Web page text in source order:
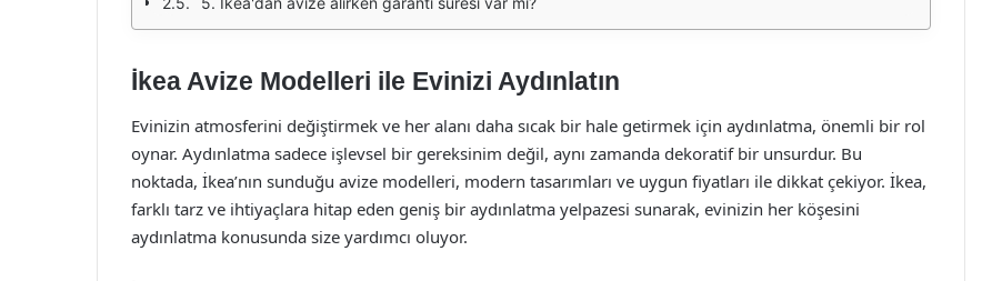
İkea Avize Modelleri ile Evinizi Aydınlatın
Evinizin atmosferini değiştirmek ve her alanı daha sıcak bir hale getirmek için aydınlatma, önemli bir rol
oynar. Aydınlatma sadece işlevsel bir gereksinim değil, aynı zamanda dekoratif bir unsurdur. Bu
noktada, İkea’nın sunduğu avize modelleri, modern tasarımları ve uygun fiyatları ile dikkat çekiyor. İkea,
farklı tarz ve ihtiyaçlara hitap eden geniş bir aydınlatma yelpazesi sunarak, evinizin her köşesini
aydınlatma konusunda size yardımcı oluyor.